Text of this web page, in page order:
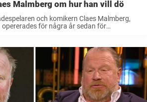
Malmberg om hur han vill dö
och komikern Claes Malmberg,
opererades för några år sedan för
Jag har spridd cancer, och det är lite
därför det går inte att ...